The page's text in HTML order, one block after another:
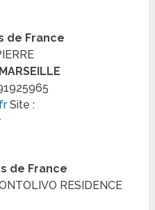
de France
MARSEILLE
Site :
de France
RESIDENCE